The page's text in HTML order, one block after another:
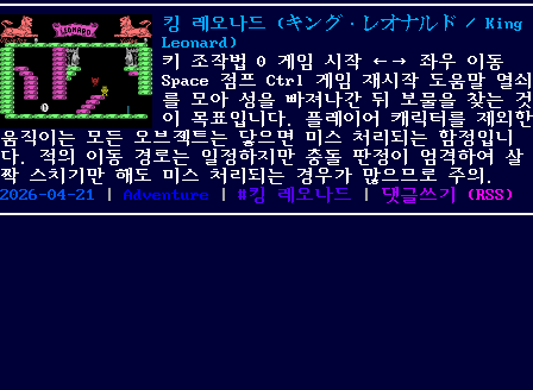
킹 레오나드 (キング・レオナルド / King
Leonard)
키 조작법 0 게임 시작 ←→ 좌우 이동
Space 점프 Ctrl 게임 재시작 도움말 열쇠
를 모아 성을 빠져나간 뒤 보물을 찾는 것
이 목표입니다. 플레이어 캐릭터를 제외한
움직이는 모든 오브젝트는 닿으면 미스 처리되는 함정입니
다. 적의 이동 경로는 일정하지만 충돌 판정이 엄격하여 살
짝 스치기만 해도 미스 처리되는 경우가 많으므로 주의.
Posted
on
2026-04-21 Categories
Adventure Tags킹 레오나드 댓글쓰기
on
킹
(RSS)